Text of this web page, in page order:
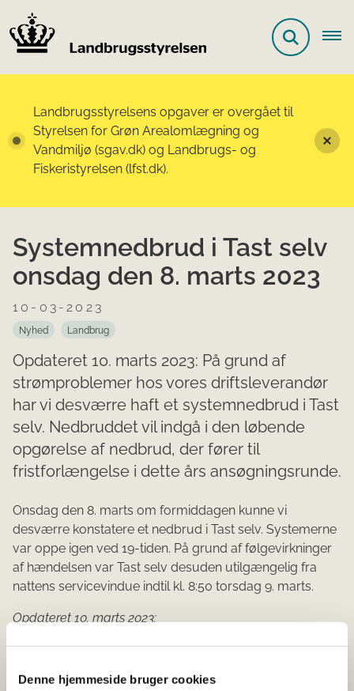
Denne hjemmeside bruger cookies
Landbrugsstyrelsens opgaver er overgået til
Styrelsen for Grøn Arealomlægning og
Vandmiljø (sgav.dk) og Landbrugs- og
Fiskeristyrelsen (lfst.dk).
Systemnedbrud i Tast selv
onsdag den 8. marts 2023
10-03-2023
Nyhed Landbrug
Opdateret 10. marts 2023: På grund af
strømproblemer hos vores driftsleverandør
har vi desværre haft et systemnedbrud i Tast
selv. Nedbruddet vil indgå i den løbende
opgørelse af nedbrud, der fører til
fristforlængelse i dette års ansøgningsrunde.
Onsdag den 8. marts om formiddagen kunne vi
desværre konstatere et nedbrud i Tast selv. Systemerne
var oppe igen ved 19-tiden. På grund af følgevirkninger
af hændelsen var Tast selv desuden utilgængelig fra
nattens servicevindue indtil kl. 8:50 torsdag 9. marts.
Opdateret 10. marts 2023:
nedbruddet 8. marts. Tast selv var derfor også